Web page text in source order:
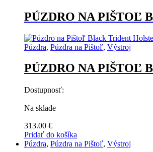
má
viacero
Možnosti
si
vybrať
na
stránke
produktu.
PÚZDRO NA PIŠTOĽ
Púzdra, Púzdra na Pištoľ, Výstroj
PÚZDRO NA PIŠTOĽ
Dostupnosť:
Na sklade
313.00 €
Pridať do košíka
Púzdra, Púzdra na Pištoľ, Výstroj